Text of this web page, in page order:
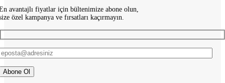
avantajlı fiyatlar için bültenimize abone olun,
özel kampanya ve fırsatları kaçırmayın.